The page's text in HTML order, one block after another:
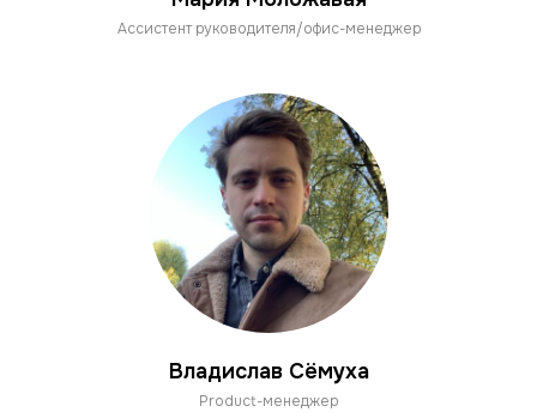
Ассистент руководителя/офис-менеджер
Владислав Сёмуха
Product-менеджер